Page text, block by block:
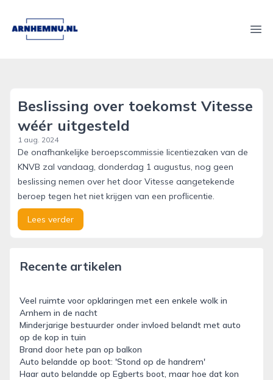
arnhemnu.nl
Beslissing over toekomst Vitesse
wéér uitgesteld
1 aug. 2024
De onafhankelijke beroepscommissie licentiezaken van de
KNVB zal vandaag, donderdag 1 augustus, nog geen
beslissing nemen over het door Vitesse aangetekende
beroep tegen het niet krijgen van een proflicentie.
Lees verder
Recente artikelen
Veel ruimte voor opklaringen met een enkele wolk in
Arnhem in de nacht
Minderjarige bestuurder onder invloed belandt met auto
op de kop in tuin
Brand door hete pan op balkon
Auto belandde op boot: 'Stond op de handrem'
Haar auto belandde op Egberts boot, maar hoe dat kon